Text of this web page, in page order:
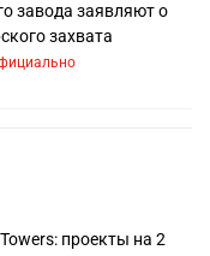
завода заявляют о
захвата
проекты на 2